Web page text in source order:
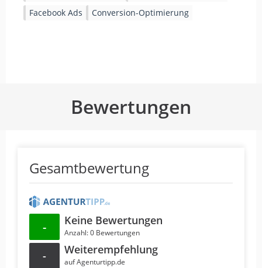
Facebook Ads
Conversion-Optimierung
Bewertungen
Gesamtbewertung
- Keine Bewertungen
Anzahl: 0 Bewertungen
- Weiterempfehlung
auf Agenturtipp.de